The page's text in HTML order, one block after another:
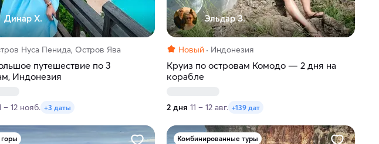
Динар Х.
Нуса Пенида, Остров Ява
путешествие по 3
Индонезия
– 12 нояб. +3 даты
Эльдар З.
Новый Индонезия
Круиз по островам Комодо — 2 дня на
корабле
2 дня 11 – 12 авг. +139 дат
Комбинированные туры